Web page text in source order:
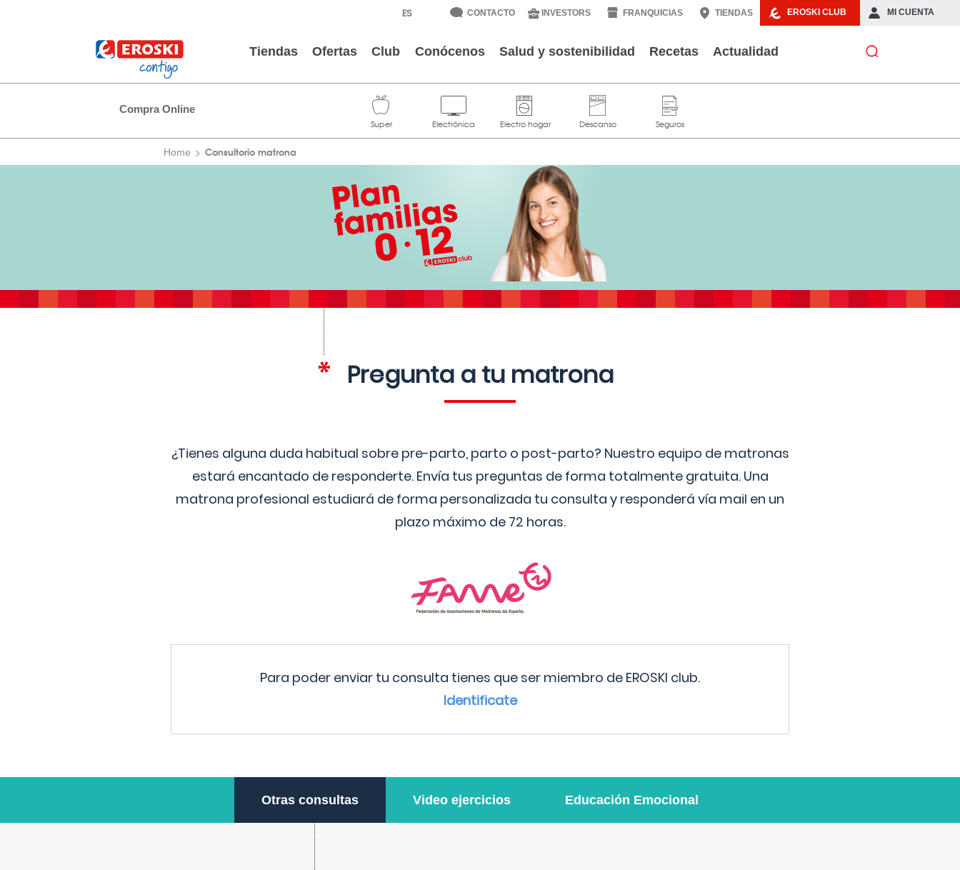
EROSKI CLUB MI CUENTA
CONTACTO INVESTORS FRANQUICIAS TIENDAS
Tiendas Ofertas Club Conócenos Salud y sostenibilidad Recetas Actualidad
Compra Online
Home Consultorio matrona
Pregunta a tu matrona
¿Tienes alguna duda habitual sobre pre-parto, parto o post-parto? Nuestro equipo de matronas
estará encantado de responderte. Envía tus preguntas de forma totalmente gratuita. Una
matrona profesional estudiará de forma personalizada tu consulta y responderá vía mail en un
plazo máximo de 72 horas.
Para poder enviar tu consulta tienes que ser miembro de EROSKI club.
Identificate
Otras consultas Video ejercicios Educación Emocional